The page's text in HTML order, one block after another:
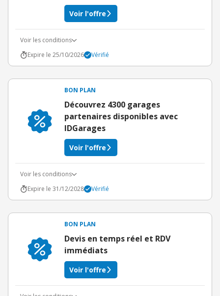
Voir l'offre
Voir les conditions
Expire le 25/10/2026
Vérifié
BON PLAN
Découvrez 4300 garages
partenaires disponibles avec
IDGarages
Voir l'offre
Voir les conditions
Expire le 31/12/2028
Vérifié
BON PLAN
Devis en temps réel et RDV
immédiats
Voir l'offre